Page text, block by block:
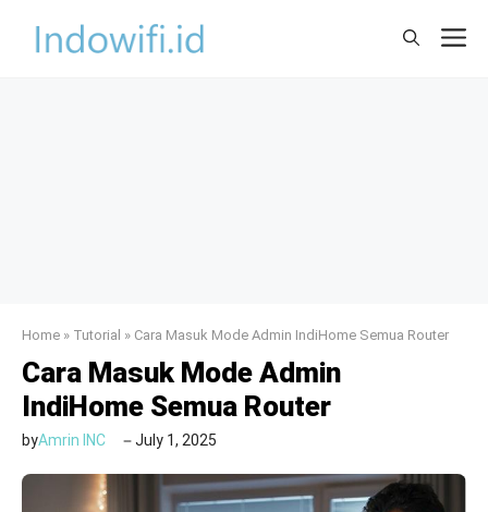
Home » Tutorial » Cara Masuk Mode Admin IndiHome Semua Router
Cara Masuk Mode Admin
IndiHome Semua Router
byAmrin INC July 1, 2025